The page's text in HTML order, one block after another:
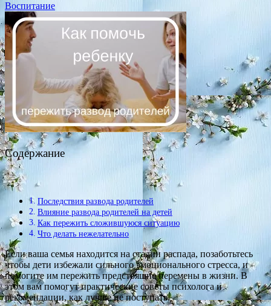
Воспитание
Содержание
Последствия развода родителей
Влияние развода родителей на детей
Как пережить сложившуюся ситуацию
Что делать нежелательно
Если ваша семья находится на стадии распада, позаботьтесь
чтобы дети избежали сильного эмоционального стресса, и
помогите им пережить предстоящие перемены в жизни. В
этом вам помогут практические советы психолога и
рекомендации, как лучше не поступать.